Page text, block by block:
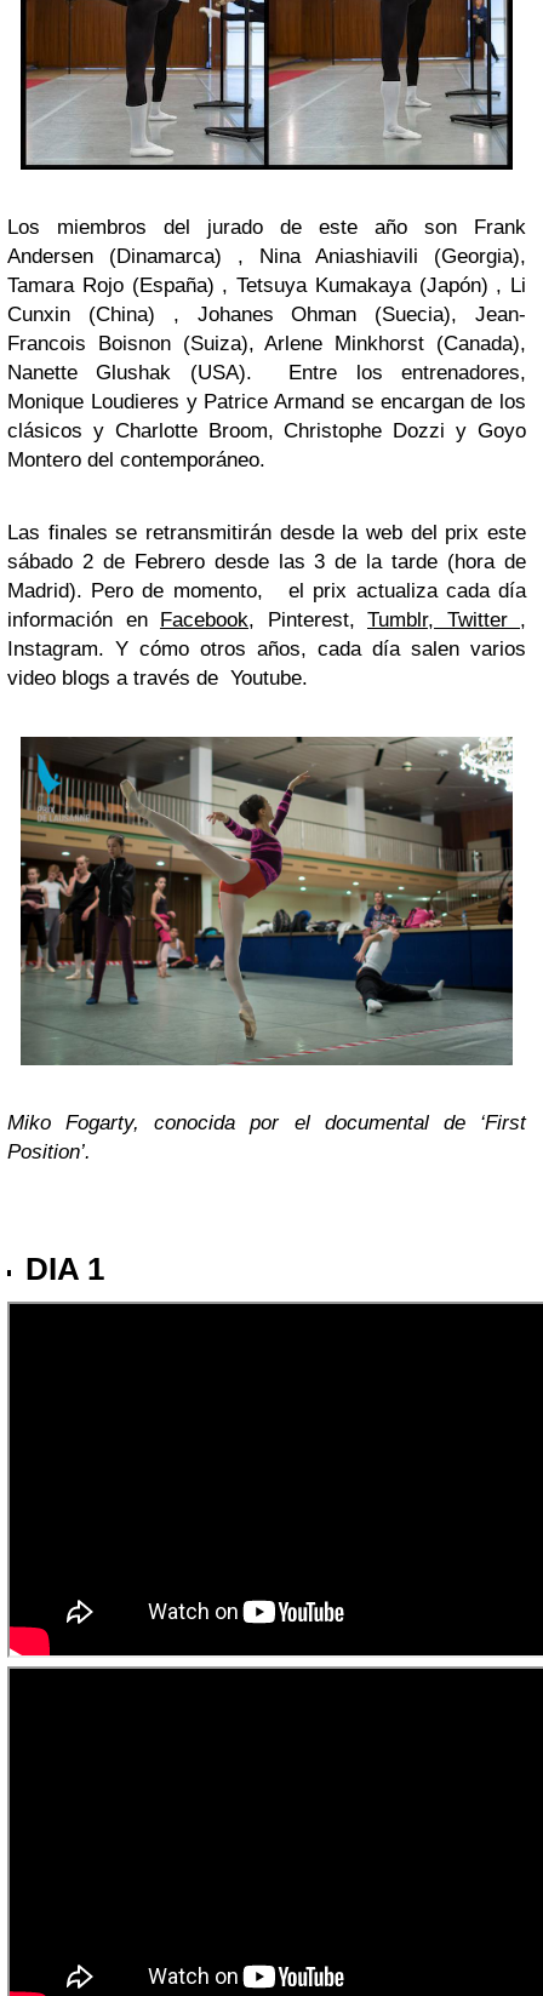
Los miembros del jurado de este año son Frank
Andersen (Dinamarca) , Nina Aniashiavili (Georgia),
Tamara Rojo (España) , Tetsuya Kumakaya (Japón) , Li
Cunxin (China) , Johanes Ohman (Suecia), Jean-
Francois Boisnon (Suiza), Arlene Minkhorst (Canada),
Nanette Glushak (USA). Entre los entrenadores,
Monique Loudieres y Patrice Armand se encargan de los
clásicos y Charlotte Broom, Christophe Dozzi y Goyo
Montero del contemporáneo.
Las finales se retransmitirán desde la web del prix este
sábado 2 de Febrero desde las 3 de la tarde (hora de
Madrid). Pero de momento, el prix actualiza cada día
información en Facebook, Pinterest, Tumblr, Twitter ,
Instagram. Y cómo otros años, cada día salen varios
video blogs a través de Youtube.
Miko Fogarty, conocida por el documental de ‘First
Position’.
DIA 1